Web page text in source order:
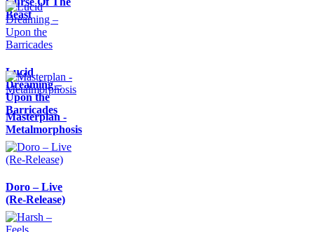
Beast
Lucid
Dreaming –
Upon the
Barricades
Masterplan -
Metalmorphosis
Doro – Live
(Re-Release)